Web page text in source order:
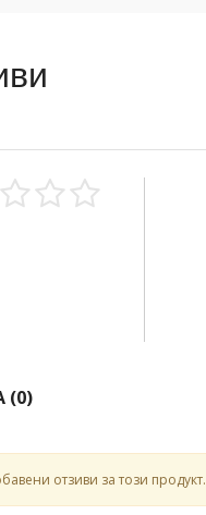
(0)
отзиви за този продукт.